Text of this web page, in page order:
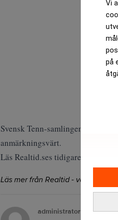
Vi
på
Svensk Tenn-samlingen var
anmärkningsvärt.
Läs Realtid.ses tidigare artikel
Läs mer från Realtid - vårt
administrator